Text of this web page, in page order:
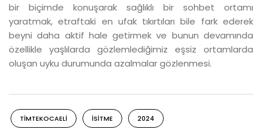
bir biçimde konuşarak sağlıklı bir sohbet ortamı
yaratmak, etraftaki en ufak tıkırtıları bile fark ederek
beyni daha aktif hale getirmek ve bunun devamında
özellikle yaşlılarda gözlemlediğimiz eşsiz ortamlarda
oluşan uyku durumunda azalmalar gözlenmesi.
TIMTEKOCAELI ISITME 2024